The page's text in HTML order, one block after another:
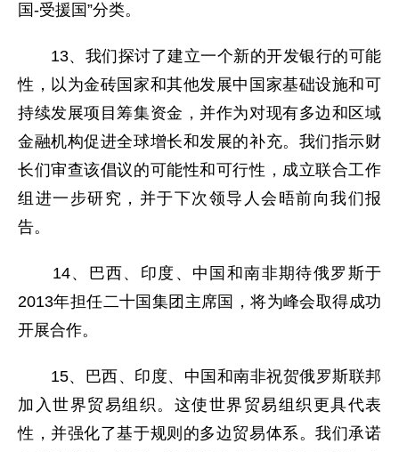
国-受援国”分类。
13、我们探讨了建立一个新的开发银行的可能
性，以为金砖国家和其他发展中国家基础设施和可
持续发展项目筹集资金，并作为对现有多边和区域
金融机构促进全球增长和发展的补充。我们指示财
长们审查该倡议的可能性和可行性，成立联合工作
组进一步研究，并于下次领导人会晤前向我们报
告。
14、巴西、印度、中国和南非期待俄罗斯于
2013年担任二十国集团主席国，将为峰会取得成功
开展合作。
15、巴西、印度、中国和南非祝贺俄罗斯联邦
加入世界贸易组织。这使世界贸易组织更具代表
性，并强化了基于规则的多边贸易体系。我们承诺